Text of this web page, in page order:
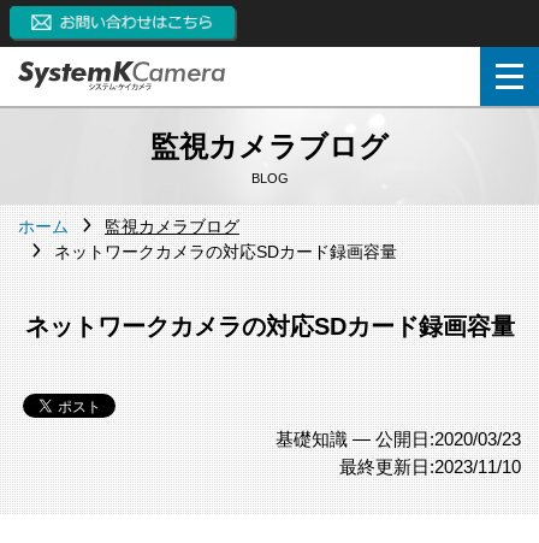
監視カメラブログ
BLOG
ホーム
監視カメラブログ
ネットワークカメラの対応SDカード録画容量
ネットワークカメラの対応SDカード録画容量
基礎知識 —公開日:2020/03/23
最終更新日:2023/11/10